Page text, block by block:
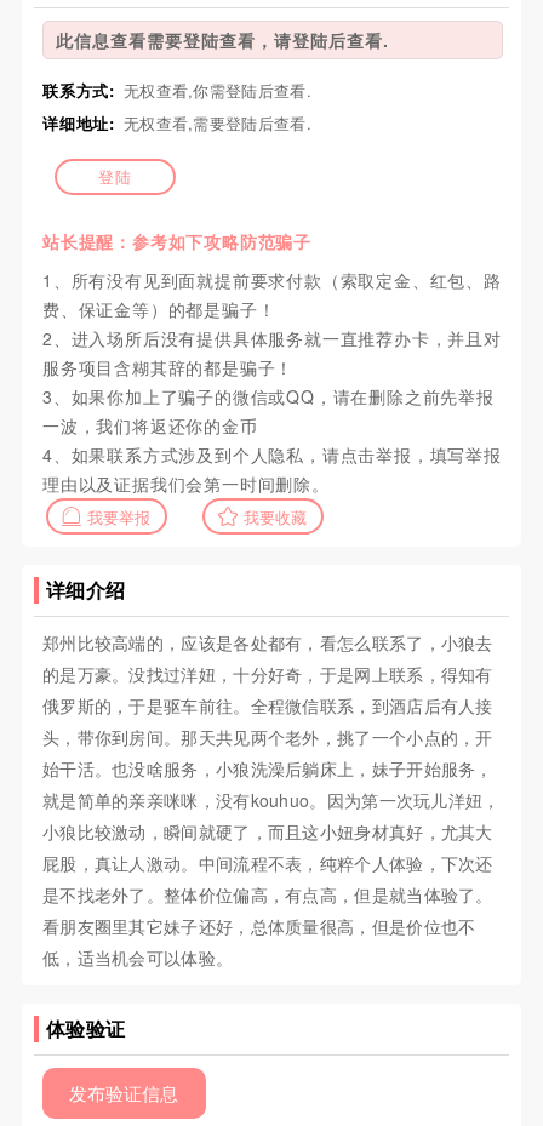
此信息查看需要登陆查看，请登陆后查看.
联系方式: 无权查看,你需登陆后查看.
详细地址: 无权查看,需要登陆后查看.
登陆
站长提醒：参考如下攻略防范骗子
1、所有没有见到面就提前要求付款（索取定金、红包、路
费、保证金等）的都是骗子！
2、进入场所后没有提供具体服务就一直推荐办卡，并且对
服务项目含糊其辞的都是骗子！
3、如果你加上了骗子的微信或QQ，请在删除之前先举报
一波，我们将返还你的金币
4、如果联系方式涉及到个人隐私，请点击举报，填写举报
理由以及证据我们会第一时间删除。
我要举报 我要收藏
详细介绍
郑州比较高端的，应该是各处都有，看怎么联系了，小狼去
的是万豪。没找过洋妞，十分好奇，于是网上联系，得知有
俄罗斯的，于是驱车前往。全程微信联系，到酒店后有人接
头，带你到房间。那天共见两个老外，挑了一个小点的，开
始干活。也没啥服务，小狼洗澡后躺床上，妹子开始服务，
就是简单的亲亲咪咪，没有kouhuo。因为第一次玩儿洋妞，
小狼比较激动，瞬间就硬了，而且这小妞身材真好，尤其大
屁股，真让人激动。中间流程不表，纯粹个人体验，下次还
是不找老外了。整体价位偏高，有点高，但是就当体验了。
看朋友圈里其它妹子还好，总体质量很高，但是价位也不
低，适当机会可以体验。
体验验证
发布验证信息